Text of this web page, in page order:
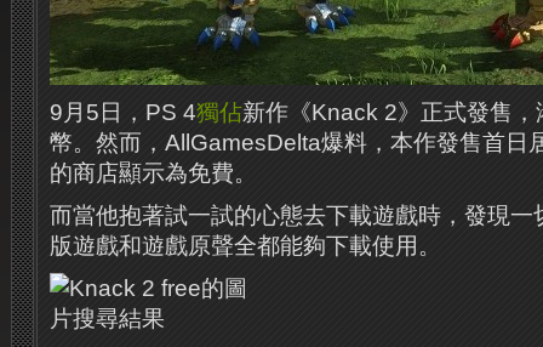
9月5日，PS 4獨佔新作《Knack 2》正式發售
幣。然而，AllGamesDelta爆料，本作發售首日
的商店顯示為免費。
而當他抱著試一試的心態去下載遊戲時，發現一
版遊戲和遊戲原聲全都能夠下載使用。